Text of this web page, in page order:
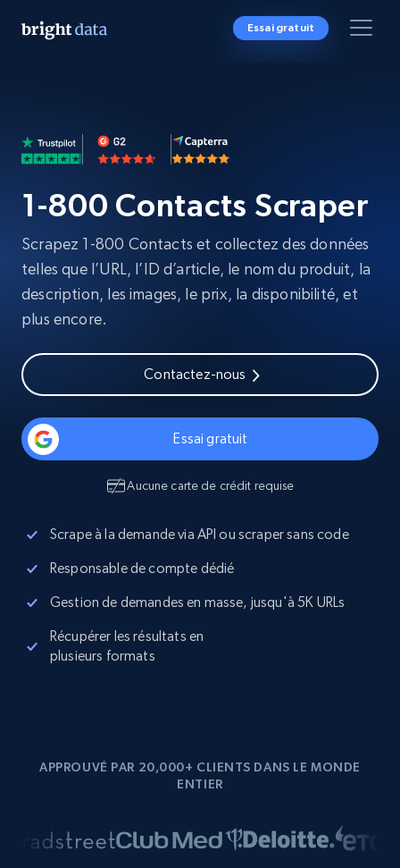
Essai gratuit
1-800 Contacts Scraper
Scrapez 1-800 Contacts et collectez des données
telles que l’URL, l’ID d’article, le nom du produit, la
description, les images, le prix, la disponibilité, et
plus encore.
Contactez-nous
Essai gratuit
Aucune carte de crédit requise
Scrape à la demande via API ou scraper sans code
Responsable de compte dédié
Gestion de demandes en masse, jusqu'à 5K URLs
Récupérer les résultats en
plusieurs formats
APPROUVÉ PAR 20,000+ CLIENTS DANS LE MONDE
ENTIER